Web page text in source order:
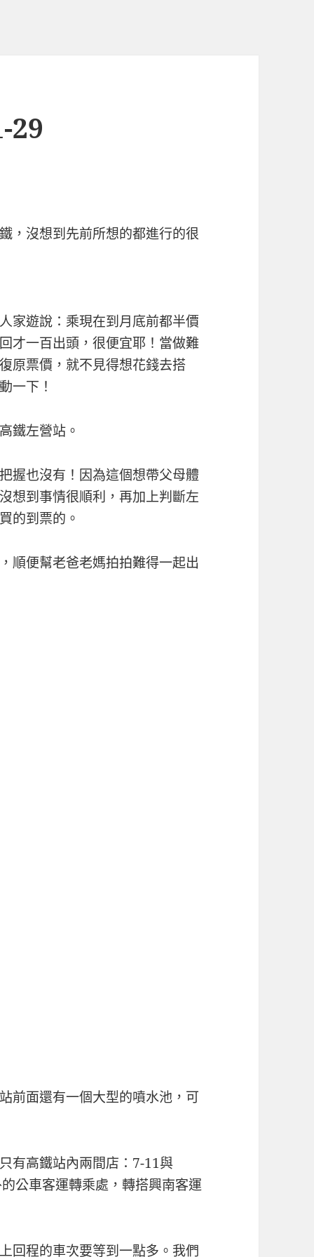
29
，沒想到先前所想的都進行的很
家遊說：乘現在到月底前都半價
才一百出頭，很便宜耶！當做難
原票價，就不見得想花錢去搭
一下！
鐵左營站。
握也沒有！因為這個想帶父母體
想到事情很順利，再加上判斷左
的到票的。
順便幫老爸老媽拍拍難得一起出
前面還有一個大型的噴水池，可
有高鐵站內兩間店：7-11與
公車客運轉乘處，轉搭興南客運
回程的車次要等到一點多。我們